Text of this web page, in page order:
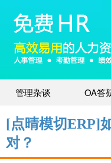
管理杂谈 OA答
[点晴模切ERP]
对？